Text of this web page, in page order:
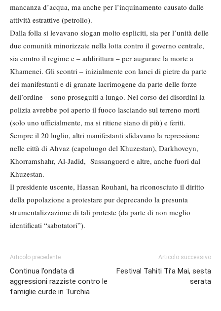
mancanza d’acqua, ma anche per l’inquinamento causato dalle
attività estrattive (petrolio).
Dalla folla si levavano slogan molto espliciti, sia per l’unità delle
due comunità minorizzate nella lotta contro il governo centrale,
sia contro il regime e – addirittura – per augurare la morte a
Khamenei. Gli scontri – inizialmente con lanci di pietre da parte
dei manifestanti e di granate lacrimogene da parte delle forze
dell’ordine – sono proseguiti a lungo. Nel corso dei disordini la
polizia avrebbe poi aperto il fuoco lasciando sul terreno morti
(solo uno ufficialmente, ma si ritiene siano di più) e feriti.
Sempre il 20 luglio, altri manifestanti sfidavano la repressione
nelle città di Ahvaz (capoluogo del Khuzestan), Darkhoveyn,
Khorramshahr, Al-Jadid, Sussanguerd e altre, anche fuori dal
Khuzestan.
Il presidente uscente, Hassan Rouhani, ha riconosciuto il diritto
della popolazione a protestare pur deprecando la presunta
strumentalizzazione di tali proteste (da parte di non meglio
identificati “sabotatori”).
Articolo precedente
Continua l’ondata di
aggressioni razziste contro le
famiglie curde in Turchia
Articolo successivo
Festival Tahiti Ti’a Mai, sesta
serata